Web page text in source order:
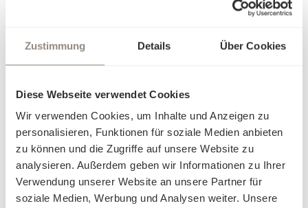
Zustimmung Details Über Cookies
Diese Webseite verwendet Cookies
Wir verwenden Cookies, um Inhalte und Anzeigen zu
personalisieren, Funktionen für soziale Medien anbieten
zu können und die Zugriffe auf unsere Website zu
analysieren. Außerdem geben wir Informationen zu Ihrer
Verwendung unserer Website an unsere Partner für
soziale Medien, Werbung und Analysen weiter. Unsere
vergangenes Kapitel hervor und lernen Sie Schlossberg
Mehr erfahren